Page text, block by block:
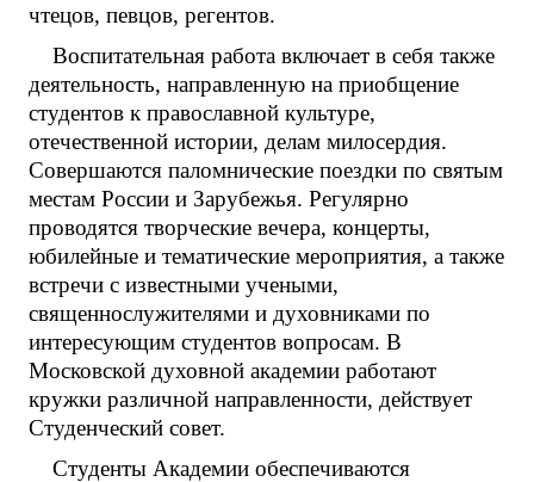
чтецов, певцов, регентов.
Воспитательная работа включает в себя также
деятельность, направленную на приобщение
студентов к православной культуре,
отечественной истории, делам милосердия.
Совершаются паломнические поездки по святым
местам России и Зарубежья. Регулярно
проводятся творческие вечера, концерты,
юбилейные и тематические мероприятия, а также
встречи с известными учеными,
священнослужителями и духовниками по
интересующим студентов вопросам. В
Московской духовной академии работают
кружки различной направленности, действует
Студенческий совет.
Студенты Академии обеспечиваются